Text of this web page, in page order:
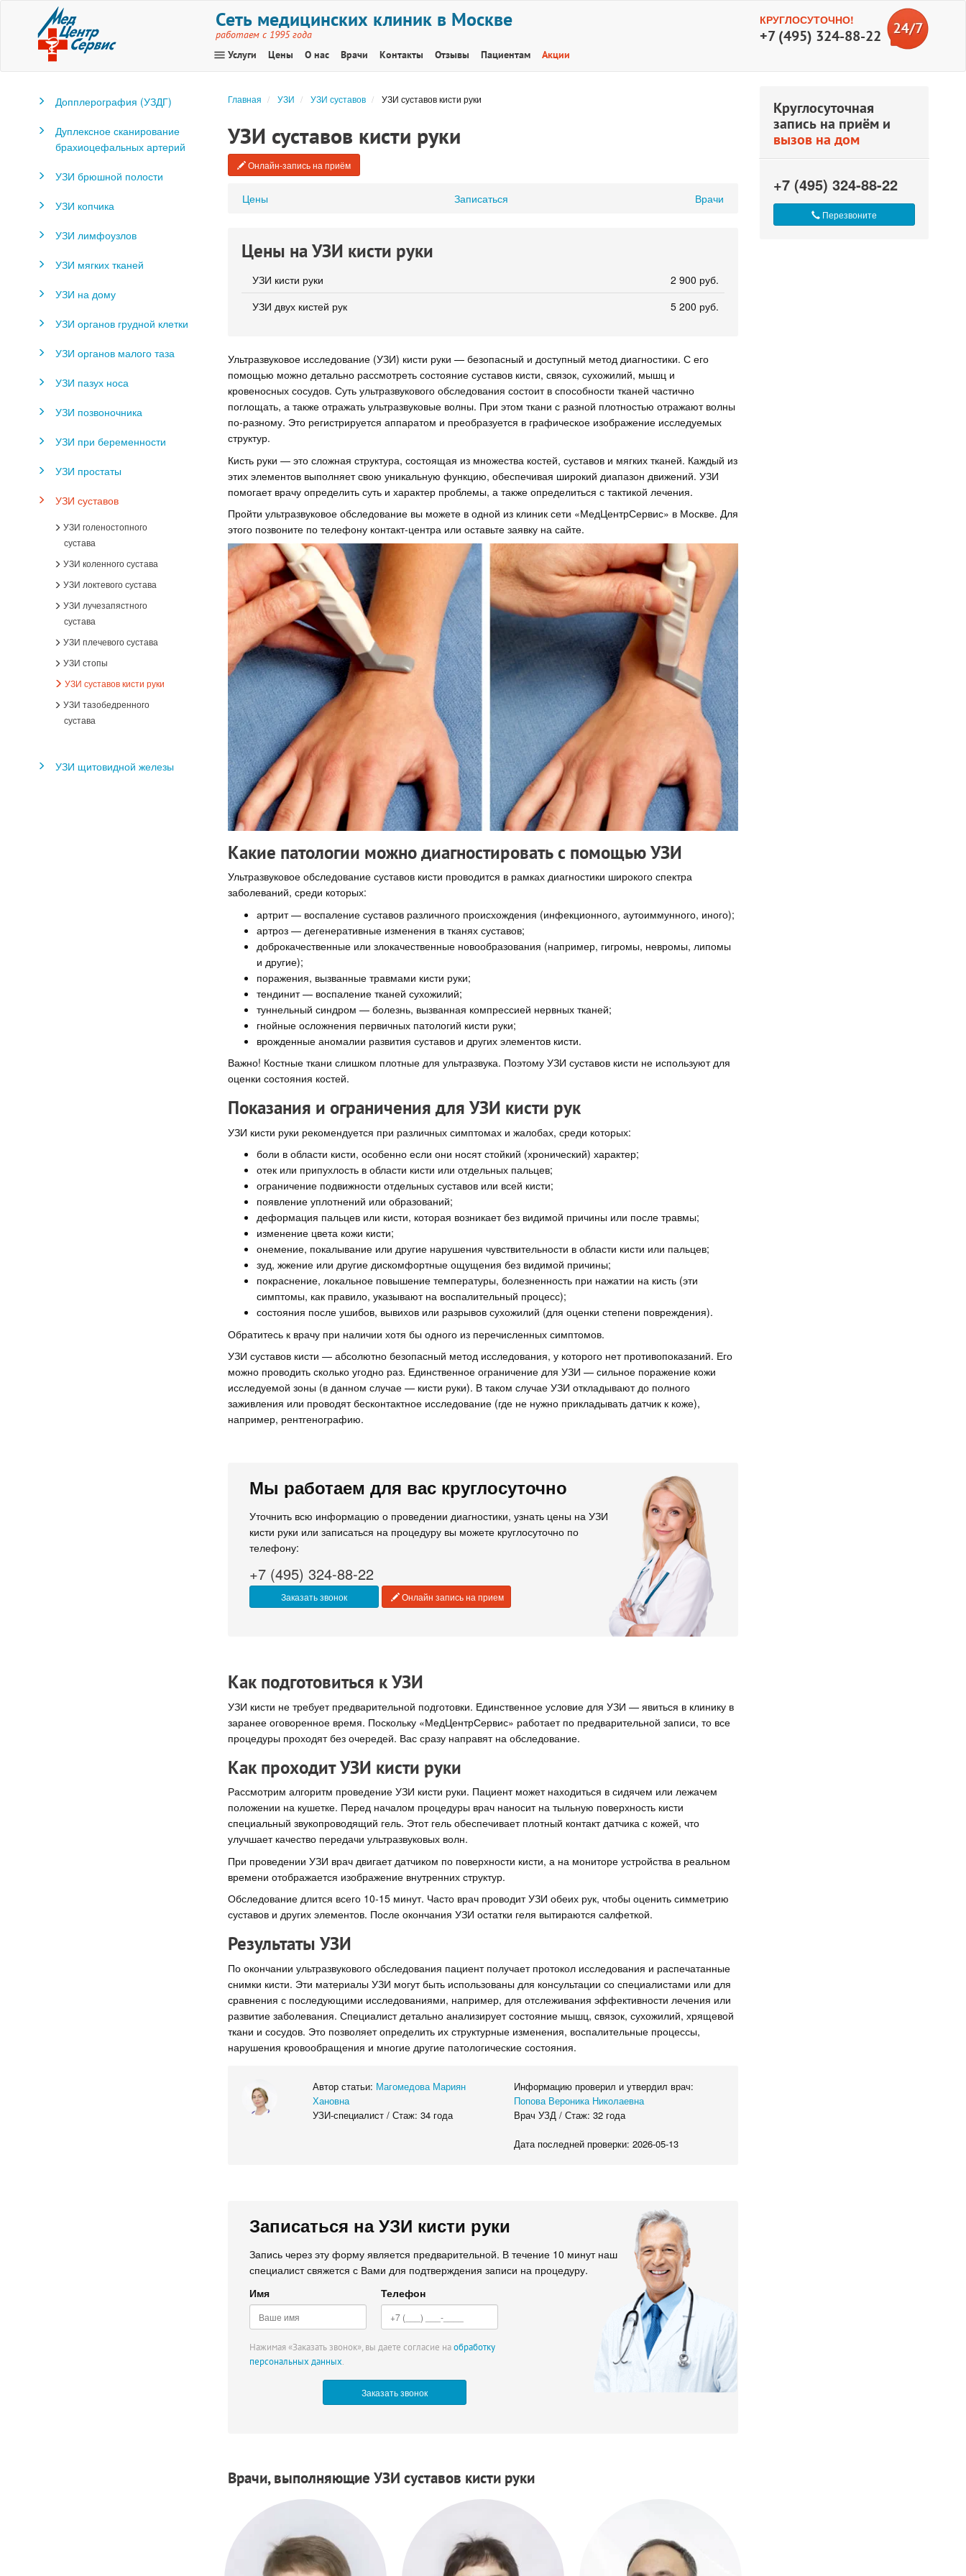
КРУГЛОСУТОЧНО!
+7 (495) 324-88-22
Сеть медицинских клиник в Москве
работаем с 1995 года
menu Услуги Цены О нас Врачи Контакты Отзывы Пациентам Акции
Главная УЗИ УЗИ суставов УЗИ суставов кисти руки
УЗИ суставов кисти руки
Онлайн-запись на приём
Цены Записаться Врачи
Цены на УЗИ кисти руки
УЗИ кисти руки
2 900 руб.
УЗИ двух кистей рук
5 200 руб.
Ультразвуковое исследование (УЗИ) кисти руки — безопасный и доступный метод диагностики. С его
помощью можно детально рассмотреть состояние суставов кисти, связок, сухожилий, мышц и
кровеносных сосудов. Суть ультразвукового обследования состоит в способности тканей частично
поглощать, а также отражать ультразвуковые волны. При этом ткани с разной плотностью отражают волны
по-разному. Это регистрируется аппаратом и преобразуется в графическое изображение исследуемых
структур.
Кисть руки — это сложная структура, состоящая из множества костей, суставов и мягких тканей. Каждый из
этих элементов выполняет свою уникальную функцию, обеспечивая широкий диапазон движений. УЗИ
помогает врачу определить суть и характер проблемы, а также определиться с тактикой лечения.
Пройти ультразвуковое обследование вы можете в одной из клиник сети «МедЦентрСервис» в Москве. Для
этого позвоните по телефону контакт-центра или оставьте заявку на сайте.
Какие патологии можно диагностировать с помощью УЗИ
Ультразвуковое обследование суставов кисти проводится в рамках диагностики широкого спектра
заболеваний, среди которых:
артрит — воспаление суставов различного происхождения (инфекционного, аутоиммунного, иного);
артроз — дегенеративные изменения в тканях суставов;
доброкачественные или злокачественные новообразования (например, гигромы, невромы, липомы
и другие);
поражения, вызванные травмами кисти руки;
тендинит — воспаление тканей сухожилий;
туннельный синдром — болезнь, вызванная компрессией нервных тканей;
гнойные осложнения первичных патологий кисти руки;
врожденные аномалии развития суставов и других элементов кисти.
Важно! Костные ткани слишком плотные для ультразвука. Поэтому УЗИ суставов кисти не используют для
оценки состояния костей.
Показания и ограничения для УЗИ кисти рук
УЗИ кисти руки рекомендуется при различных симптомах и жалобах, среди которых:
боли в области кисти, особенно если они носят стойкий (хронический) характер;
отек или припухлость в области кисти или отдельных пальцев;
ограничение подвижности отдельных суставов или всей кисти;
появление уплотнений или образований;
деформация пальцев или кисти, которая возникает без видимой причины или после травмы;
изменение цвета кожи кисти;
онемение, покалывание или другие нарушения чувствительности в области кисти или пальцев;
зуд, жжение или другие дискомфортные ощущения без видимой причины;
покраснение, локальное повышение температуры, болезненность при нажатии на кисть (эти
симптомы, как правило, указывают на воспалительный процесс);
состояния после ушибов, вывихов или разрывов сухожилий (для оценки степени повреждения).
Обратитесь к врачу при наличии хотя бы одного из перечисленных симптомов.
УЗИ суставов кисти — абсолютно безопасный метод исследования, у которого нет противопоказаний. Его
можно проводить сколько угодно раз. Единственное ограничение для УЗИ — сильное поражение кожи
исследуемой зоны (в данном случае — кисти руки). В таком случае УЗИ откладывают до полного
заживления или проводят бесконтактное исследование (где не нужно прикладывать датчик к коже),
например, рентгенографию.
Мы работаем для вас круглосуточно
Уточнить всю информацию о проведении диагностики, узнать цены на УЗИ
кисти руки или записаться на процедуру вы можете круглосуточно по
телефону:
+7 (495) 324-88-22
Заказать звонок Онлайн запись на прием
Как подготовиться к УЗИ
УЗИ кисти не требует предварительной подготовки. Единственное условие для УЗИ — явиться в клинику в
заранее оговоренное время. Поскольку «МедЦентрСервис» работает по предварительной записи, то все
процедуры проходят без очередей. Вас сразу направят на обследование.
Как проходит УЗИ кисти руки
Рассмотрим алгоритм проведение УЗИ кисти руки. Пациент может находиться в сидячем или лежачем
положении на кушетке. Перед началом процедуры врач наносит на тыльную поверхность кисти
специальный звукопроводящий гель. Этот гель обеспечивает плотный контакт датчика с кожей, что
улучшает качество передачи ультразвуковых волн.
При проведении УЗИ врач двигает датчиком по поверхности кисти, а на мониторе устройства в реальном
времени отображается изображение внутренних структур.
Обследование длится всего 10-15 минут. Часто врач проводит УЗИ обеих рук, чтобы оценить симметрию
суставов и других элементов. После окончания УЗИ остатки геля вытираются салфеткой.
Результаты УЗИ
По окончании ультразвукового обследования пациент получает протокол исследования и распечатанные
снимки кисти. Эти материалы УЗИ могут быть использованы для консультации со специалистами или для
сравнения с последующими исследованиями, например, для отслеживания эффективности лечения или
развитие заболевания. Специалист детально анализирует состояние мышц, связок, сухожилий, хрящевой
ткани и сосудов. Это позволяет определить их структурные изменения, воспалительные процессы,
нарушения кровообращения и многие другие патологические состояния.
Автор статьи: Магомедова Мариян
Хановна
УЗИ-специалист / Стаж: 34 года
Информацию проверил и утвердил врач:
Попова Вероника Николаевна
Врач УЗД / Стаж: 32 года
Дата последней проверки: 2026-05-13
Записаться на УЗИ кисти руки
Запись через эту форму является предварительной. В течение 10 минут наш
специалист свяжется с Вами для подтверждения записи на процедуру.
Имя
Телефон
Нажимая «Заказать звонок», вы даете согласие наобработку
персональных данных.
Врачи, выполняющие УЗИ суставов кисти руки
Круглосуточная
запись на приём и
вызов на дом
+7 (495) 324-88-22
Перезвоните
Допплерография (УЗДГ)
Дуплексное сканирование
брахиоцефальных артерий
УЗИ брюшной полости
УЗИ копчика
УЗИ лимфоузлов
УЗИ мягких тканей
УЗИ на дому
УЗИ органов грудной клетки
УЗИ органов малого таза
УЗИ пазух носа
УЗИ позвоночника
УЗИ при беременности
УЗИ простаты
УЗИ суставов
УЗИ голеностопного
сустава
УЗИ коленного сустава
УЗИ локтевого сустава
УЗИ лучезапястного
сустава
УЗИ плечевого сустава
УЗИ стопы
УЗИ суставов кисти руки
УЗИ тазобедренного
сустава
УЗИ щитовидной железы